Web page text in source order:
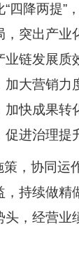
四降两提”
，突出产业
业链发展质
加大营销力
加快成果转
进治理提
，协同运
持续做精
头，经营业